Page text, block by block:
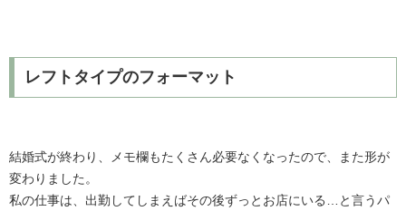
レフトタイプのフォーマット
結婚式が終わり、メモ欄もたくさん必要なくなったので、また形が
変わりました。
私の仕事は、出勤してしまえばその後ずっとお店にいる…と言うパ